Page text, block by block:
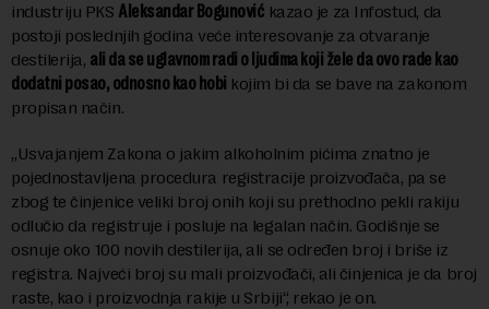
industriju PKS Aleksandar Bogunović kazao je za Infostud, da
postoji poslednjih godina veće interesovanje za otvaranje
destilerija, ali da se uglavnom radi o ljudima koji žele da ovo rade kao
dodatni posao, odnosno kao hobi kojim bi da se bave na zakonom
propisan način.
„Usvajanjem Zakona o jakim alkoholnim pićima znatno je
pojednostavljena procedura registracije proizvođača, pa se
zbog te činjenice veliki broj onih koji su prethodno pekli rakiju
odlučio da registruje i posluje na legalan način. Godišnje se
osnuje oko 100 novih destilerija, ali se određen broj i briše iz
registra. Najveći broj su mali proizvođači, ali činjenica je da broj
raste, kao i proizvodnja rakije u Srbiji“, rekao je on.